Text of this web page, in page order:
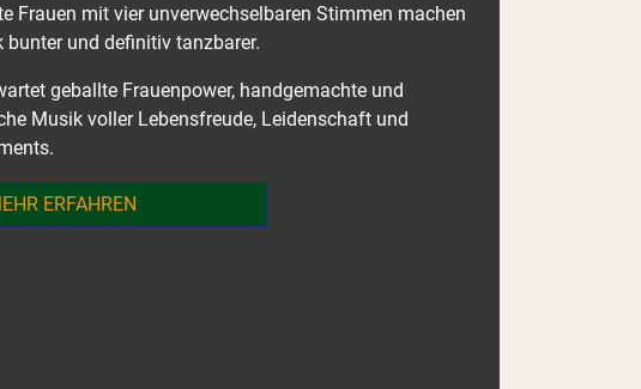
Frauen mit vier unverwechselbaren Stimmen machen
bunter und definitiv tanzbarer.
geballte Frauenpower, handgemachte und
Musik voller Lebensfreude, Leidenschaft und
ERFAHREN